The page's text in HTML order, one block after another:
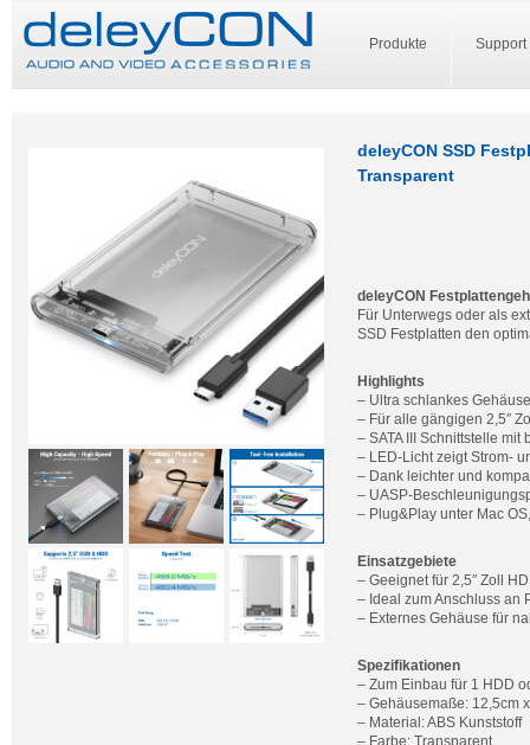
Produkte Support
deleyCON SSD
Transparent
deleyCON
Für Unterwegs oder als
SSD Festplatten den
Highlights
– Ultra schlankes
– Für alle gängigen 2,5″
– SATA III Schnittstelle mit
– LED-Licht zeigt Strom-
– Dank leichter und
– UASP-
– Plug&Play unter Mac
Einsatzgebiete
– Geeignet für 2,5″ Zoll
– Ideal zum Anschluss an
– Externes Gehäuse für
Spezifikationen
– Zum Einbau für 1 HDD
– Gehäusemaße: 12,5cm
– Material: ABS Kunststoff
– Farbe: Transparent